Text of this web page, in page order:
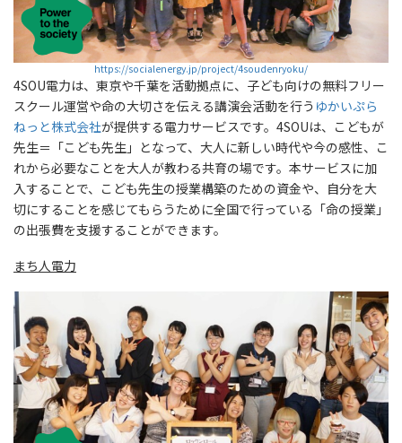
https://socialenergy.jp/project/4soudenryoku/
4SOU電力は、東京や千葉を活動拠点に、子ども向けの無料フリー
スクール運営や命の大切さを伝える講演会活動を行う ゆかいぷら
ねっと株式会社が提供する電力サービスです。4SOUは、こどもが
先生＝「こども先生」となって、大人に新しい時代や今の感性、こ
れから必要なことを大人が教わる共育の場です。本サービスに加
入することで、こども先生の授業構築のための資金や、自分を大
切にすることを感じてもらうために全国で行っている「命の授業」
の出張費を支援することができます。
まち人電力